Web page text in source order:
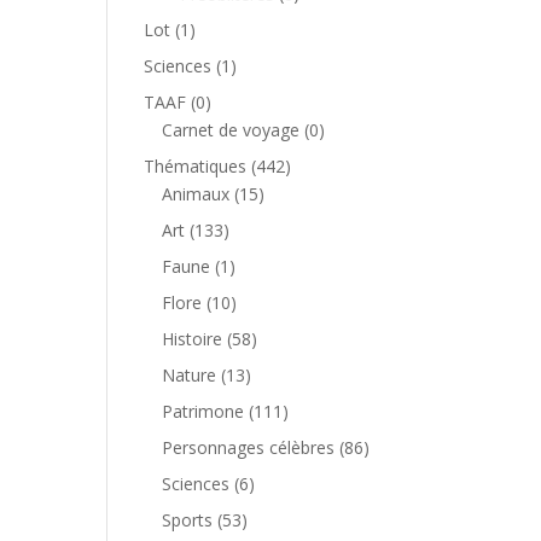
Lot 1 1
produit
Sciences 1 1
TAAF 00
produit
Carnet de voyage 00
Thématiques 442442
Animaux 1515
Art 133133
produits
Faune 1 1
produit
Flore 1010
produits
Histoire 5858
Nature 1313
produits
Patrimone 111 111
produits
Personnages célèbres 8686
Sciences 66
Sports 5353